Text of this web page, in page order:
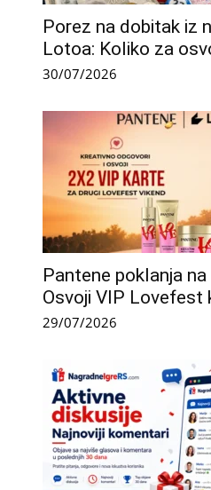
Porez na dobitak iz
Lotoa: Koliko za
30/07/2026
Pantene poklanja
Osvoji VIP Lovefest
29/07/2026